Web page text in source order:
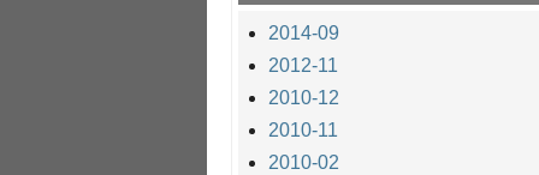
2014-09
2012-11
2010-12
2010-11
2010-02